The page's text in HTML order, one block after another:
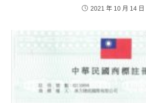
2021 年 10 月 14 日